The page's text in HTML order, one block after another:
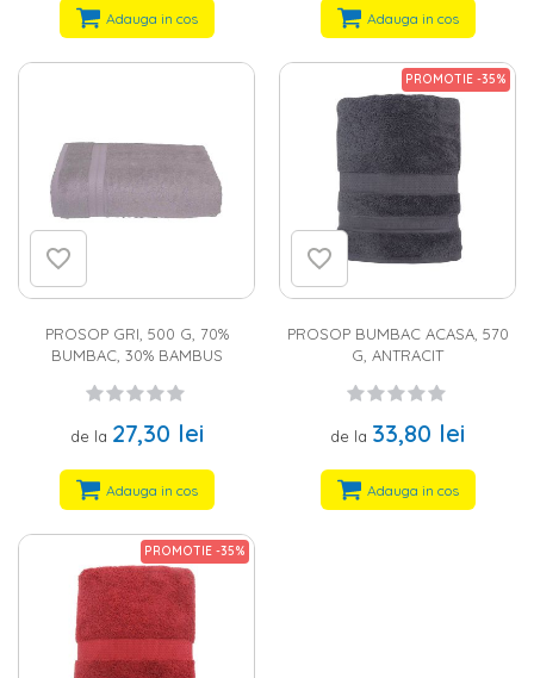
Adauga in cos Adauga in cos
PROSOP GRI, 500 G, 70%
BUMBAC, 30% BAMBUS
de la 27,30 lei
Adauga in cos
PROMOTIE -35%
PROSOP BUMBAC ACASA, 570
G, ANTRACIT
de la 33,80 lei
Adauga in cos
PROMOTIE -35%